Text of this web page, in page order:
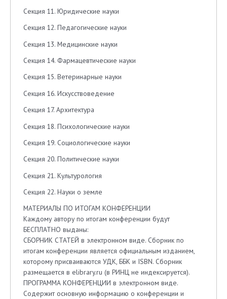
Секция 11. Юридические науки
Секция 12. Педагогические науки
Секция 13. Медицинские науки
Секция 14. Фармацевтические науки
Секция 15. Ветеринарные науки
Секция 16. Искусствоведение
Секция 17. Архитектура
Секция 18. Психологические науки
Секция 19. Социологические науки
Секция 20. Политические науки
Секция 21. Культурология
Секция 22. Науки о земле
МАТЕРИАЛЫ ПО ИТОГАМ КОНФЕРЕНЦИИ
Каждому автору по итогам конференции будут
БЕСПЛАТНО выданы:
СБОРНИК СТАТЕЙ в электронном виде. Сборник по
итогам конференции является официальным изданием,
которому присваиваются УДК, ББK и ISBN. Сборник
размещается в elibrary.ru (в РИНЦ не индексируется).
ПРОГРАММА КОНФЕРЕНЦИИ в электронном виде.
Содержит основную информацию о конференции и